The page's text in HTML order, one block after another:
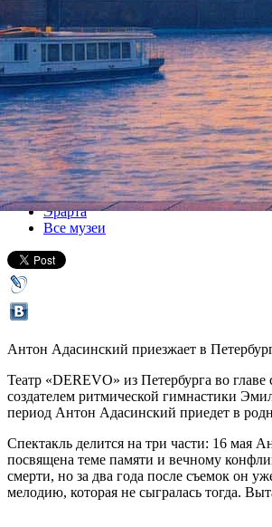
Антон Адасинский
16 мая 2018, среда-18 мая 2018, пятница
Версия для печати
Все спектакли
Эрарта
Все музеи
Антон Адасинский приезжает в
Театр «DEREVO» из Петербурга во
создателем ритмической гимнастики
период Антон Адасинский приедет в
Спектакль делится на три части: 16 мая
посвящена теме памяти и вечному
смерти, но за два года после съемок он
мелодию, которая не сыгралась тогда.